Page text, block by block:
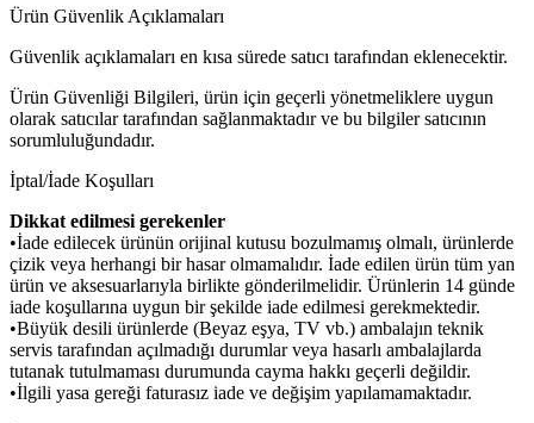
Ürün Güvenlik Açıklamaları
Güvenlik açıklamaları en kısa sürede satıcı tarafından eklenecektir.
Ürün Güvenliği Bilgileri, ürün için geçerli yönetmeliklere uygun
olarak satıcılar tarafından sağlanmaktadır ve bu bilgiler satıcının
sorumluluğundadır.
İptal/İade Koşulları
Dikkat edilmesi gerekenler
•İade edilecek ürünün orijinal kutusu bozulmamış olmalı, ürünlerde
çizik veya herhangi bir hasar olmamalıdır. İade edilen ürün tüm yan
ürün ve aksesuarlarıyla birlikte gönderilmelidir. Ürünlerin 14 günde
iade koşullarına uygun bir şekilde iade edilmesi gerekmektedir.
•Büyük desili ürünlerde (Beyaz eşya, TV vb.) ambalajın teknik
servis tarafından açılmadığı durumlar veya hasarlı ambalajlarda
tutanak tutulmaması durumunda cayma hakkı geçerli değildir.
•İlgili yasa gereği faturasız iade ve değişim yapılamamaktadır.